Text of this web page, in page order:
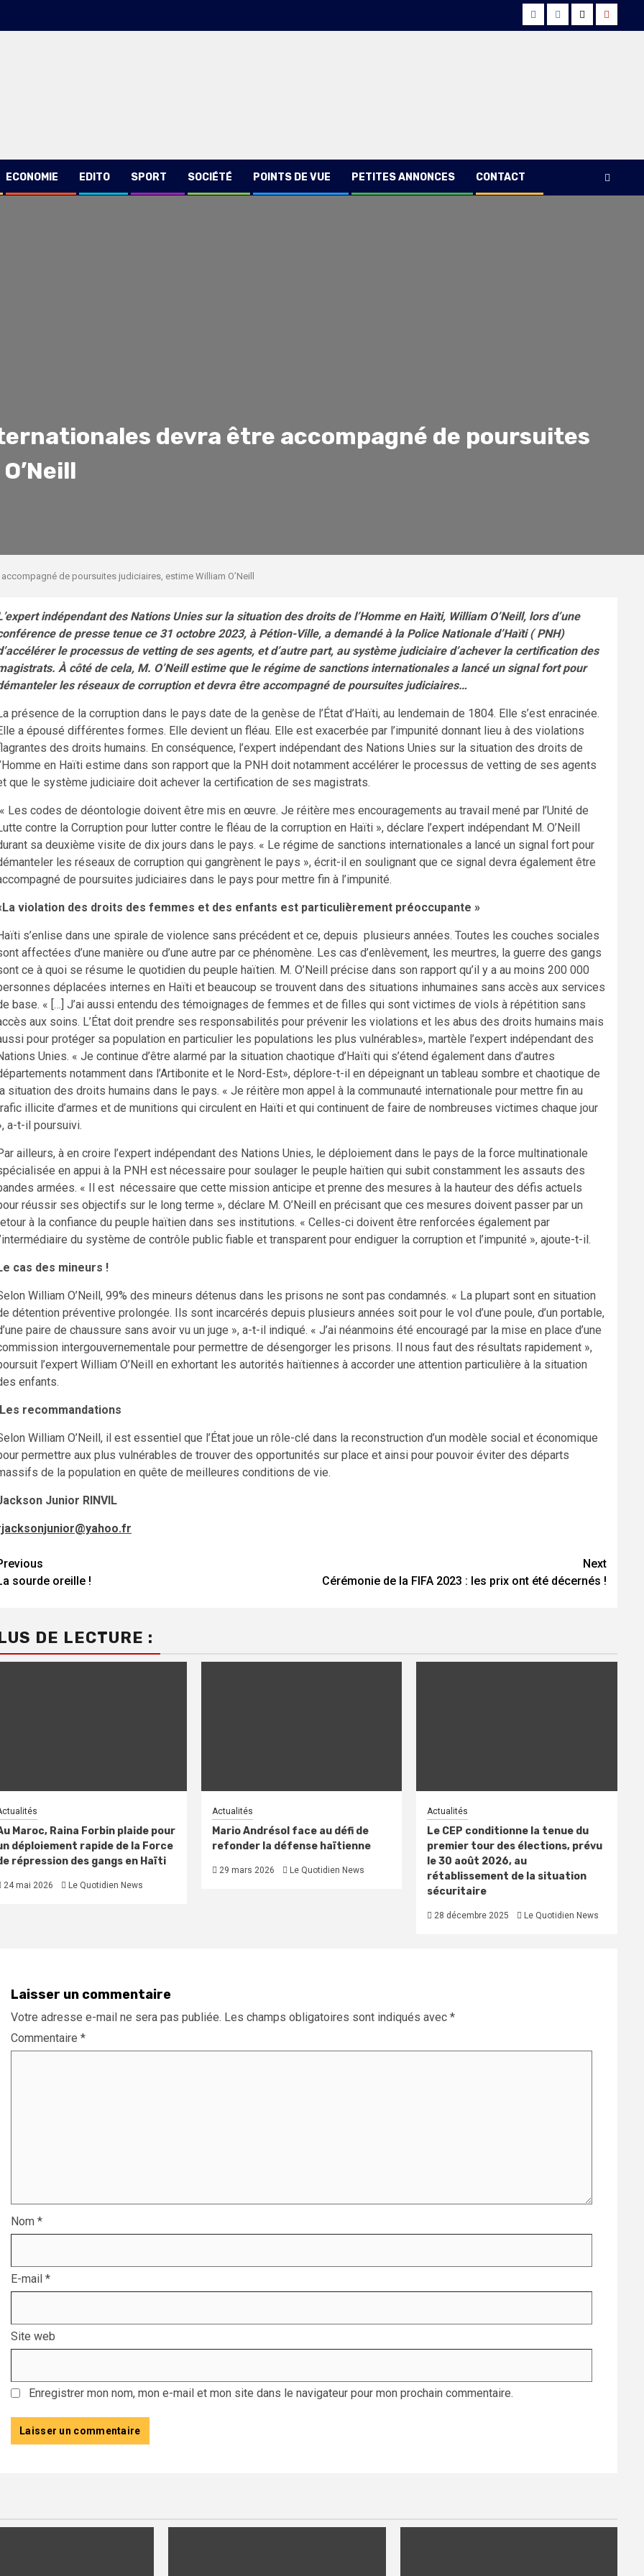
FacebookInstagram
Twitter
ECONOMIE EDITO SPORT SOCIÉTÉ POINTS DE VUE PETITES ANNONCES CONTACT
devra être accompagné de poursuites
de poursuites judiciaires, estime William O’Neill
indépendant des Nations Unies sur la situation des droits de l’Homme en Haïti, William O’Neill, lors d’une
de presse tenue ce 31 octobre 2023, à Pétion-Ville, a demandé à la Police Nationale d’Haïti ( PNH)
le processus de vetting de ses agents, et d’autre part, au système judiciaire d’achever la certification des
À côté de cela, M. O’Neill estime que le régime de sanctions internationales a lancé un signal fort pour
les réseaux de corruption et devra être accompagné de poursuites judiciaires…
présence de la corruption dans le pays date de la genèse de l’État d’Haïti, au lendemain de 1804. Elle s’est enracinée.
a épousé différentes formes. Elle devient un fléau. Elle est exacerbée par l’impunité donnant lieu à des violations
des droits humains. En conséquence, l’expert indépendant des Nations Unies sur la situation des droits de
en Haïti estime dans son rapport que la PNH doit notamment accélérer le processus de vetting de ses agents
que le système judiciaire doit achever la certification de ses magistrats.
Les codes de déontologie doivent être mis en œuvre. Je réitère mes encouragements au travail mené par l’Unité de
contre la Corruption pour lutter contre le fléau de la corruption en Haïti », déclare l’expert indépendant M. O’Neill
sa deuxième visite de dix jours dans le pays. « Le régime de sanctions internationales a lancé un signal fort pour
les réseaux de corruption qui gangrènent le pays », écrit-il en soulignant que ce signal devra également être
de poursuites judiciaires dans le pays pour mettre fin à l’impunité.
violation des droits des femmes et des enfants est particulièrement préoccupante »
s’enlise dans une spirale de violence sans précédent et ce, depuis plusieurs années. Toutes les couches sociales
affectées d’une manière ou d’une autre par ce phénomène. Les cas d’enlèvement, les meurtres, la guerre des gangs
ce à quoi se résume le quotidien du peuple haïtien. M. O’Neill précise dans son rapport qu’il y a au moins 200 000
déplacées internes en Haïti et beaucoup se trouvent dans des situations inhumaines sans accès aux services
base. « […] J’ai aussi entendu des témoignages de femmes et de filles qui sont victimes de viols à répétition sans
aux soins. L’État doit prendre ses responsabilités pour prévenir les violations et les abus des droits humains mais
pour protéger sa population en particulier les populations les plus vulnérables», martèle l’expert indépendant des
Unies. « Je continue d’être alarmé par la situation chaotique d’Haïti qui s’étend également dans d’autres
notamment dans l’Artibonite et le Nord-Est», déplore-t-il en dépeignant un tableau sombre et chaotique de
situation des droits humains dans le pays. « Je réitère mon appel à la communauté internationale pour mettre fin au
illicite d’armes et de munitions qui circulent en Haïti et qui continuent de faire de nombreuses victimes chaque jour
a-t-il poursuivi.
ailleurs, à en croire l’expert indépendant des Nations Unies, le déploiement dans le pays de la force multinationale
en appui à la PNH est nécessaire pour soulager le peuple haïtien qui subit constamment les assauts des
armées. « Il est nécessaire que cette mission anticipe et prenne des mesures à la hauteur des défis actuels
réussir ses objectifs sur le long terme », déclare M. O’Neill en précisant que ces mesures doivent passer par un
à la confiance du peuple haïtien dans ses institutions. « Celles-ci doivent être renforcées également par
du système de contrôle public fiable et transparent pour endiguer la corruption et l’impunité », ajoute-t-il.
cas des mineurs !
William O’Neill, 99% des mineurs détenus dans les prisons ne sont pas condamnés. « La plupart sont en situation
détention préventive prolongée. Ils sont incarcérés depuis plusieurs années soit pour le vol d’une poule, d’un portable,
paire de chaussure sans avoir vu un juge », a-t-il indiqué. « J’ai néanmoins été encouragé par la mise en place d’une
intergouvernementale pour permettre de désengorger les prisons. Il nous faut des résultats rapidement »,
l’expert William O’Neill en exhortant les autorités haïtiennes à accorder une attention particulière à la situation
enfants.
recommandations
William O’Neill, il est essentiel que l’État joue un rôle-clé dans la reconstruction d’un modèle social et économique
permettre aux plus vulnérables de trouver des opportunités sur place et ainsi pour pouvoir éviter des départs
de la population en quête de meilleures conditions de vie.
Junior RINVIL
sourde oreille !
Next
Cérémonie de la FIFA 2023 : les prix ont été décernés !
DE LECTURE :
Maroc, Raina Forbin plaide pour
déploiement rapide de la Force
répression des gangs en Haïti
24 mai 2026 Le Quotidien News
Actualités
Mario Andrésol face au défi de
refonder la défense haïtienne
29 mars 2026 Le Quotidien News
Actualités
Le CEP conditionne la tenue du
premier tour des élections, prévu
le 30 août 2026, au
rétablissement de la situation
sécuritaire
28 décembre 2025 Le Quotidien News
Laisser un commentaire
Votre adresse e-mail ne sera pas publiée. Les champs obligatoires sont indiqués avec *
Commentaire *
Nom *
E-mail *
Site web
Enregistrer mon nom, mon e-mail et mon site dans le navigateur pour mon prochain commentaire.